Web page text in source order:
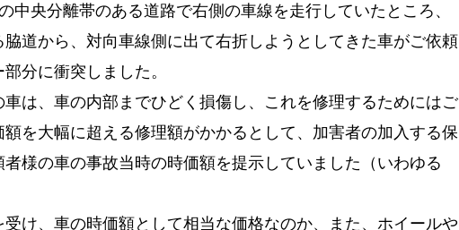
中央分離帯のある道路で右側の車線を走行していたところ、
道から、対向車線側に出て右折しようとしてきた車がご依頼
分に衝突しました。
は、車の内部までひどく損傷し、これを修理するためにはご
を大幅に超える修理額がかかるとして、加害者の加入する保
様の車の事故当時の時価額を提示していました（いわゆる
け、車の時価額として相当な価格なのか、また、ホイールや